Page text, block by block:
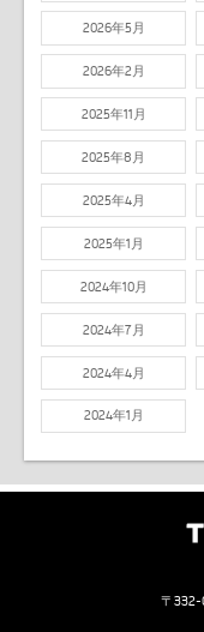
2026年5月
2026年2月
2025年11月
2025年8月
2025年4月
2025年1月
2024年10月
2024年7月
2024年4月
2024年1月
〒332-